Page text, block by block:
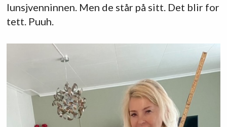
lunsjvenninnen. Men de står på sitt. Det blir for
tett. Puuh.